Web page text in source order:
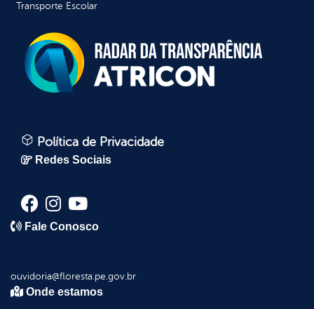
Transporte Escolar
Política de Privacidade
Redes Sociais
Fale Conosco
ouvidoria@floresta.pe.gov.br
Onde estamos